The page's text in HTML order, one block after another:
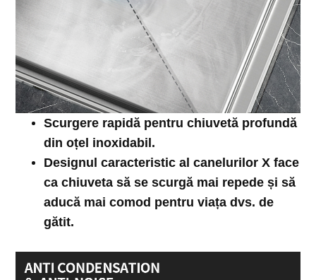
Scurgere rapidă pentruchiuvetă profundă
din oțel inoxidabil.
Designul caracteristic al canelurilor X face
ca chiuveta să se scurgă mai repede și să
aducă mai comod pentru viața dvs. de
gătit.